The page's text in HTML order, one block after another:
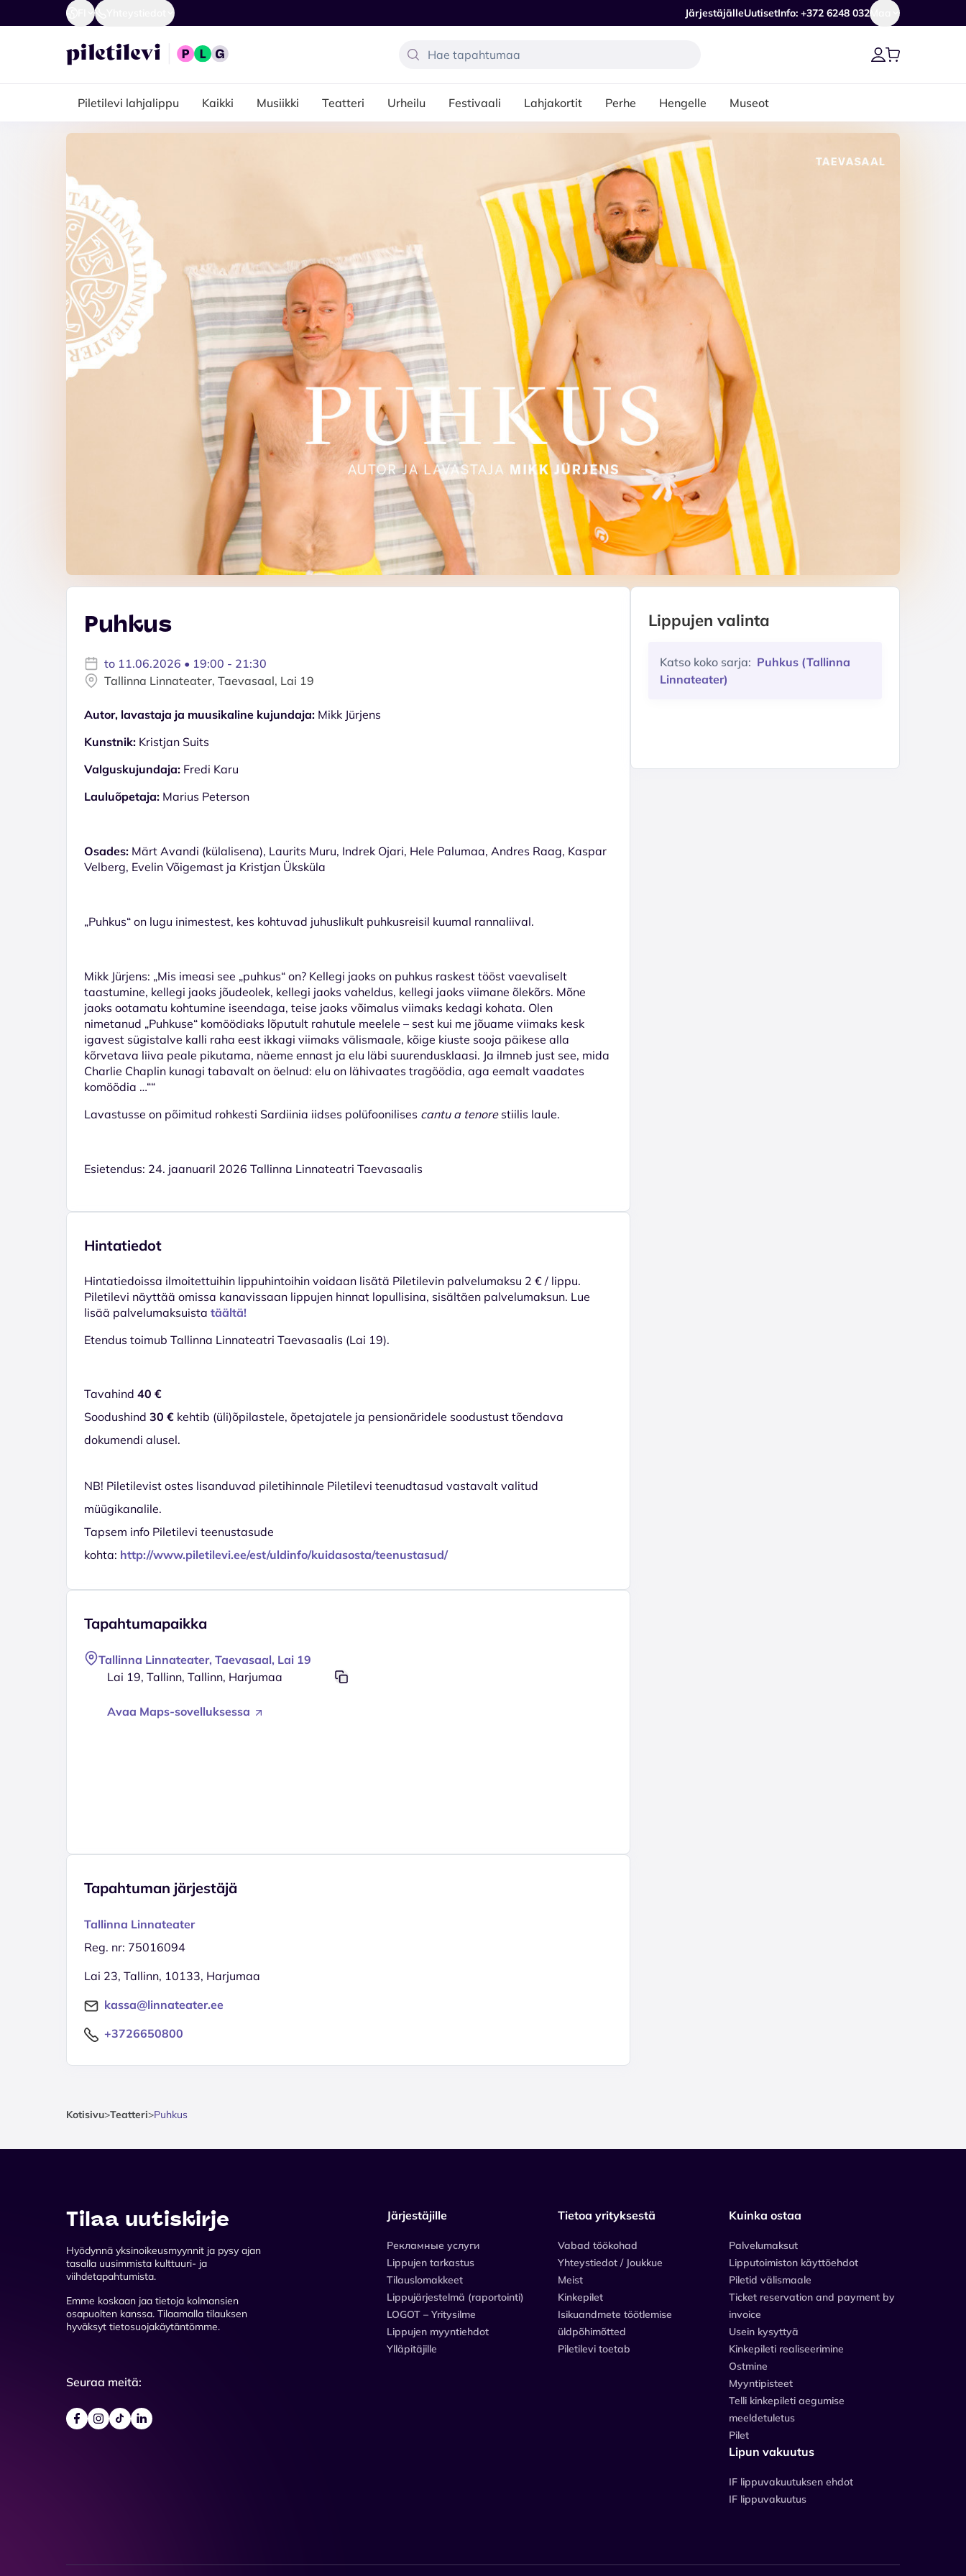
JärjestäjälleUutisetInfo: +372 6248 032Maa
Piletilevi lahjalippu Kaikki Musiikki Teatteri Urheilu Festivaali Lahjakortit Perhe Hengelle Museot
Puhkus
to 11.06.2026 • 19:00 - 21:30
Tallinna Linnateater, Taevasaal, Lai 19
Autor, lavastaja ja muusikaline kujundaja: Mikk Jürjens
Kunstnik: Kristjan Suits
Valguskujundaja: Fredi Karu
Lauluõpetaja: Marius Peterson
Osades: Märt Avandi (külalisena), Laurits Muru, Indrek Ojari, Hele Palumaa, Andres Raag, Kaspar
Velberg, Evelin Võigemast ja Kristjan Üksküla
„Puhkus“ on lugu inimestest, kes kohtuvad juhuslikult puhkusreisil kuumal rannaliival.
Mikk Jürjens: „Mis imeasi see „puhkus“ on? Kellegi jaoks on puhkus raskest tööst vaevaliselt
taastumine, kellegi jaoks jõudeolek, kellegi jaoks vaheldus, kellegi jaoks viimane õlekõrs. Mõne
jaoks ootamatu kohtumine iseendaga, teise jaoks võimalus viimaks kedagi kohata. Olen
nimetanud „Puhkuse“ komöödiaks lõputult rahutule meelele – sest kui me jõuame viimaks kesk
igavest sügistalve kalli raha eest ikkagi viimaks välismaale, kõige kiuste sooja päikese alla
kõrvetava liiva peale pikutama, näeme ennast ja elu läbi suurendusklaasi. Ja ilmneb just see, mida
Charlie Chaplin kunagi tabavalt on öelnud: elu on lähivaates tragöödia, aga eemalt vaadates
komöödia …““
Lavastusse on põimitud rohkesti Sardiinia iidses polüfoonilises cantu a tenorestiilis laule.
Esietendus: 24. jaanuaril 2026 Tallinna Linnateatri Taevasaalis
Hintatiedot
Hinta­tiedoissa ilmoitettuihin lippuhintoihin voidaan lisätä Piletilevin palvelumaksu 2 € / lippu.
Piletilevi näyttää omissa kanavissaan lippujen hinnat lopullisina, sisältäen palvelumaksun. Lue
lisää palvelumaksuista täältä!
Etendus toimub Tallinna Linnateatri Taevasaalis (Lai 19).
Tavahind 40 €
Soodushind 30 € kehtib (üli)õpilastele, õpetajatele ja pensionäridele soodustust tõendava
dokumendi alusel.
NB! Piletilevist ostes lisanduvad piletihinnale Piletilevi teenudtasud vastavalt valitud
müügikanalile.
Tapsem info Piletilevi teenustasude
kohta: http://www.piletilevi.ee/est/uldinfo/kuidasosta/teenustasud/
Tapahtumapaikka
Tallinna Linnateater, Taevasaal, Lai 19
Lai 19, Tallinn, Tallinn, Harjumaa
Avaa Maps-sovelluksessa
Tapahtuman järjestäjä
Tallinna Linnateater
Reg. nr: 75016094
Lai 23, Tallinn, 10133, Harjumaa
kassa@linnateater.ee
+3726650800
Lippujen valinta
Katso koko sarja: Puhkus (Tallinna
Linnateater)
Kotisivu>Teatteri>Puhkus
Tilaa uutiskirje
Hyödynnä yksinoikeusmyynnit ja pysy ajan
tasalla uusimmista kulttuuri- ja
viihdetapahtumista.
Emme koskaan jaa tietoja kolmansien
osapuolten kanssa. Tilaamalla tilauksen
hyväksyt tietosuojakäytäntömme.
Seuraa meitä:
Järjestäjille
Рекламные услуги
Lippujen tarkastus
Tilauslomakkeet
Lippujärjestelmä (raportointi)
LOGOT – Yritysilme
Lippujen myyntiehdot
Ylläpitäjille
Tietoa yrityksestä
Vabad töökohad
Yhteystiedot / Joukkue
Meist
Kinkepilet
Isikuandmete töötlemise
üldpõhimõtted
Piletilevi toetab
Kuinka ostaa
Palvelumaksut
Lipputoimiston käyttöehdot
Piletid välismaale
Ticket reservation and payment by
invoice
Usein kysyttyä
Kinkepileti realiseerimine
Ostmine
Myyntipisteet
Telli kinkepileti aegumise
meeldetuletus
Pilet
Lipun vakuutus
IF lippuvakuutuksen ehdot
IF lippuvakuutus